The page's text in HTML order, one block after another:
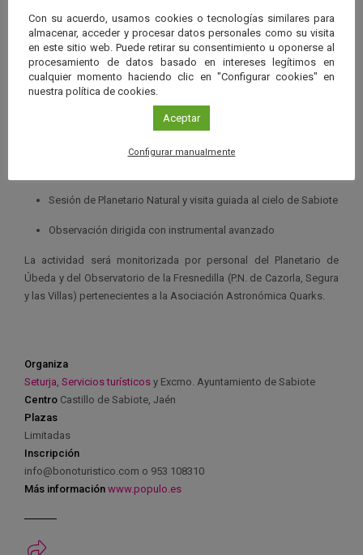
cielo de verano desde las murallas y torres del castillo de Sabiote.
Dedicaremos la noche a la observación de cielo profundo
(galaxias, nebulosas, cúmulos,…) con potentes telescopios. Pero
la “estrella” de la noche será Saturno. También dedicaremos
tiempo al conocimiento del cielo a simple vista a fin de aprender a
Sesión de Planetario Natural y visita guiada al cielo de Sabiote
Observación dirigida con instrumental avanzado
La actividad será monitorizada por personal del Planetario de
Úbeda y del Observatorio de la Fresnedilla (P.N. de Cazorla, Segura
y las Villas) pertenecientes a la Asociación Astronómica Quarks.
Organiza
Seturja, Servicios turísticos y Excmo. Ayuntamiento de Sabiote
Centro Castillo de Sabiote, Jaén
Plazas
Limitadas
Inscripción
info@bonoturistico.com o 953 108310
Más información www.populo.es
Con su acuerdo, usamos cookies o tecnologías similares para
almacenar, acceder y procesar datos personales como su visita
en este sitio web. Puede retirar su consentimiento u oponerse al
procesamiento de datos basado en intereses legítimos en
cualquier momento haciendo clic en "Configurar cookies" en
nuestra política de cookies.
Aceptar
Configurar manualmente